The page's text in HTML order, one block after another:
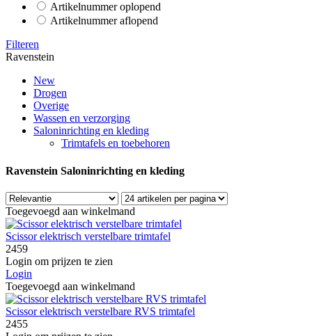
Artikelnummer oplopend
Artikelnummer aflopend
Filteren
Ravenstein
New
Drogen
Overige
Wassen en verzorging
Salon­inrichting en kleding
Trimtafels en toebehoren
Ravenstein Salon­inrichting en kleding
Toegevoegd aan winkelmand
Scissor elektrisch verstelbare trimtafel
2459
Login om prijzen te zien
Login
Toegevoegd aan winkelmand
Scissor elektrisch verstelbare RVS trimtafel
2455